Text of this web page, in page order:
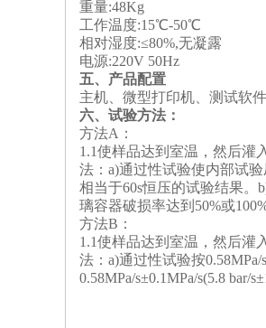
重量:48Kg
工作温度:15℃-50℃
相对湿度:≤80%,无凝露
电源:220V 50Hz
五、产品配置
主机、微型打印机、测试软
六、试验方法：
方法A：
1.1使样品达到室温，然后灌
法：a)通过性试验使内部试
相当于60s恒压的试验结果。
璃容器破损率达到50%或100%
方法B：
1.1使样品达到室温，然后灌
法：a)通过性试验按
0.58MPa/s±0.1MPa/s(5.8 bar/